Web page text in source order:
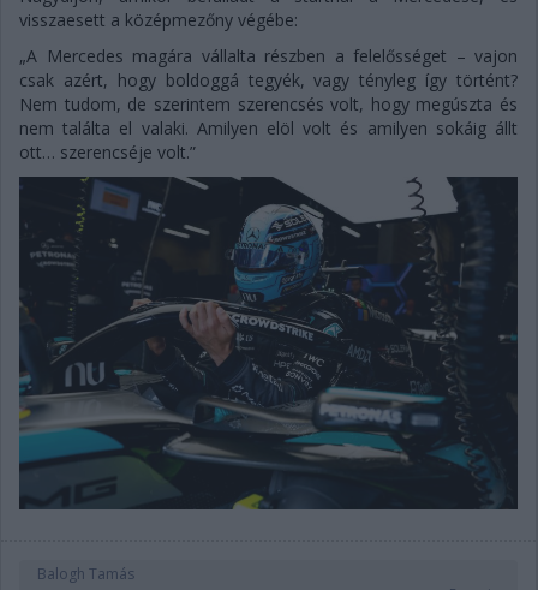
visszaesett a középmezőny végébe:
„A Mercedes magára vállalta részben a felelősséget – vajon
csak azért, hogy boldoggá tegyék, vagy tényleg így történt?
Nem tudom, de szerintem szerencsés volt, hogy megúszta és
nem találta el valaki. Amilyen elöl volt és amilyen sokáig állt
ott… szerencséje volt.”
Balogh Tamás